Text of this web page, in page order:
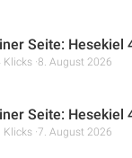
Seite: Hesekiel
Klicks 8. August 2026
Seite: Hesekiel
Klicks 7. August 2026